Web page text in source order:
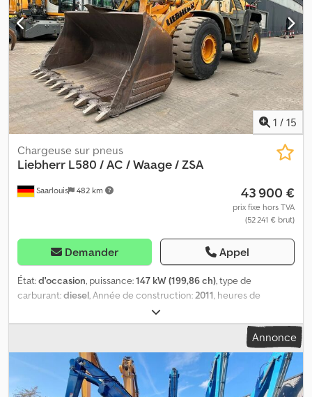
Marquage CE : oui Nombre de propriétaires : 1 État général : bon
État technique : bon État visuel : bon Pour plus d’informations,
veuillez contacter Philip Müller, , p-). Informations en anglais
Informations générales Type : pelle sur chenilles Informations
techniques Puissance : 80 kW (109 ch) Type de carburant : diesel
Fonctionnel Marquage CE : oui Historique Nombre de
propriétaires : 1 État État général : bon Dkodpfx Aszr Tmxjpysr État
technique : bon Apparence visuelle : bon Autres informations
Devise de location : EUR Informations supplémentaires Veuillez
contacter Philip Müller, , p-) pour plus d’informations.
1 / 15
Saarlouis 482 km
Chargeuse sur pneus
Liebherr L580 / AC / Waage / ZSA
43 900 €
prix fixe hors TVA
(52 241 € brut)
Demander Appel
État:d'occasion, puissance:147 kW (199,86 ch), type de
carburant:diesel, Année de construction:2011, heures de
, Équipement:
d'options et d'accessoires = Djdszq Spiopfx Apyekr - Climate
Annonce